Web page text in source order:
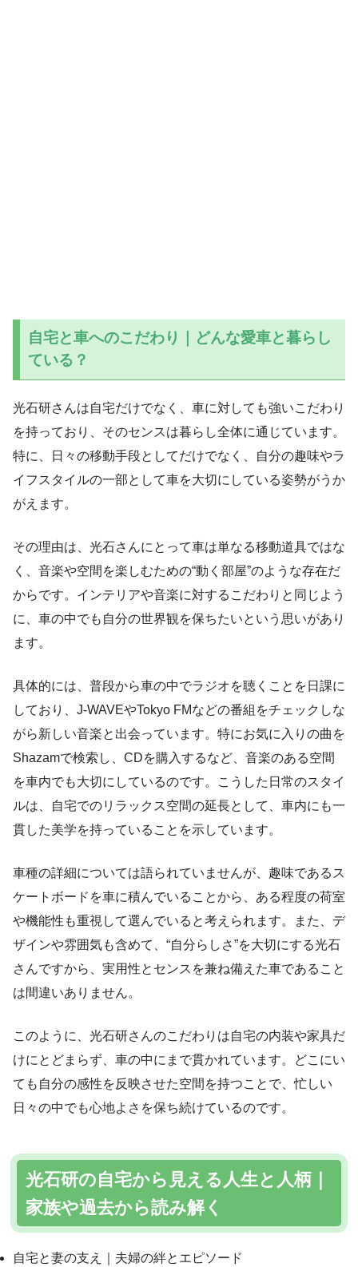
自宅と車へのこだわり｜どんな愛車と暮らし
ている？
光石研さんは自宅だけでなく、車に対しても強いこだわり
を持っており、そのセンスは暮らし全体に通じています。
特に、日々の移動手段としてだけでなく、自分の趣味やラ
イフスタイルの一部として車を大切にしている姿勢がうか
がえます。
その理由は、光石さんにとって車は単なる移動道具ではな
く、音楽や空間を楽しむための“動く部屋”のような存在だ
からです。インテリアや音楽に対するこだわりと同じよう
に、車の中でも自分の世界観を保ちたいという思いがあり
ます。
具体的には、普段から車の中でラジオを聴くことを日課に
しており、J-WAVEやTokyo FMなどの番組をチェックしな
がら新しい音楽と出会っています。特にお気に入りの曲を
Shazamで検索し、CDを購入するなど、音楽のある空間
を車内でも大切にしているのです。こうした日常のスタイ
ルは、自宅でのリラックス空間の延長として、車内にも一
貫した美学を持っていることを示しています。
車種の詳細については語られていませんが、趣味であるス
ケートボードを車に積んでいることから、ある程度の荷室
や機能性も重視して選んでいると考えられます。また、デ
ザインや雰囲気も含めて、“自分らしさ”を大切にする光石
さんですから、実用性とセンスを兼ね備えた車であること
は間違いありません。
このように、光石研さんのこだわりは自宅の内装や家具だ
けにとどまらず、車の中にまで貫かれています。どこにい
ても自分の感性を反映させた空間を持つことで、忙しい
日々の中でも心地よさを保ち続けているのです。
光石研の自宅から見える人生と人柄｜
家族や過去から読み解く
自宅と妻の支え｜夫婦の絆とエピソード